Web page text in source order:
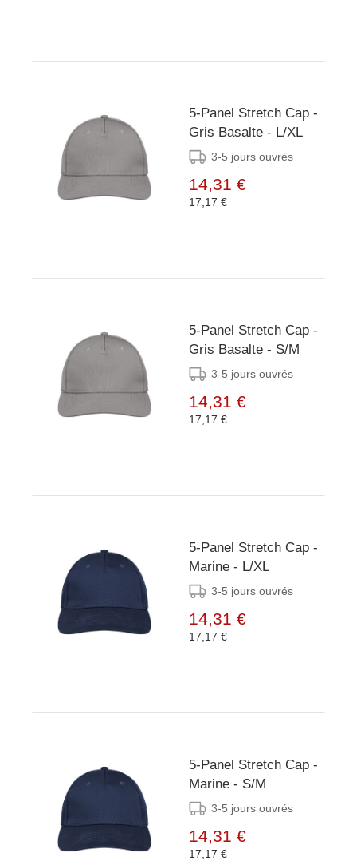
5-Panel Stretch Cap -
Gris Basalte - L/XL
3-5 jours ouvrés
14,31 €
17,17 €
5-Panel Stretch Cap -
Gris Basalte - S/M
3-5 jours ouvrés
14,31 €
17,17 €
5-Panel Stretch Cap -
Marine - L/XL
3-5 jours ouvrés
14,31 €
17,17 €
5-Panel Stretch Cap -
Marine - S/M
3-5 jours ouvrés
14,31 €
17,17 €